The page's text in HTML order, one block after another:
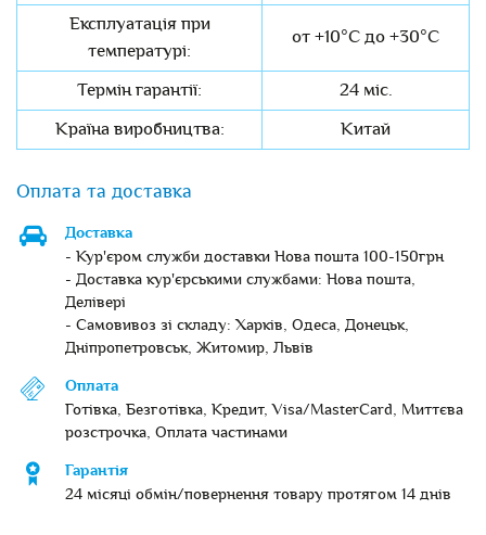
Експлуатація при
температурі:
от +10°C до +30°C
Термін гарантії:
24 міс.
Країна виробництва:
Китай
Оплата та доставка
Доставка
- Кур'єром служби доставки Нова пошта 100-150грн
- Доставка кур'єрськими службами: Нова пошта,
Делівері
- Самовивоз зі складу: Харків, Одеса, Донецьк,
Дніпропетровськ, Житомир, Львів
Оплата
Готівка, Безготівка, Кредит, Visa/MasterCard, Миттєва
розстрочка, Оплата частинами
Гарантія
24 місяці обмін/повернення товару протягом 14 днів